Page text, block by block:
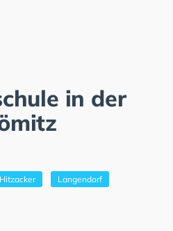
in der
Hitzacker Langendorf